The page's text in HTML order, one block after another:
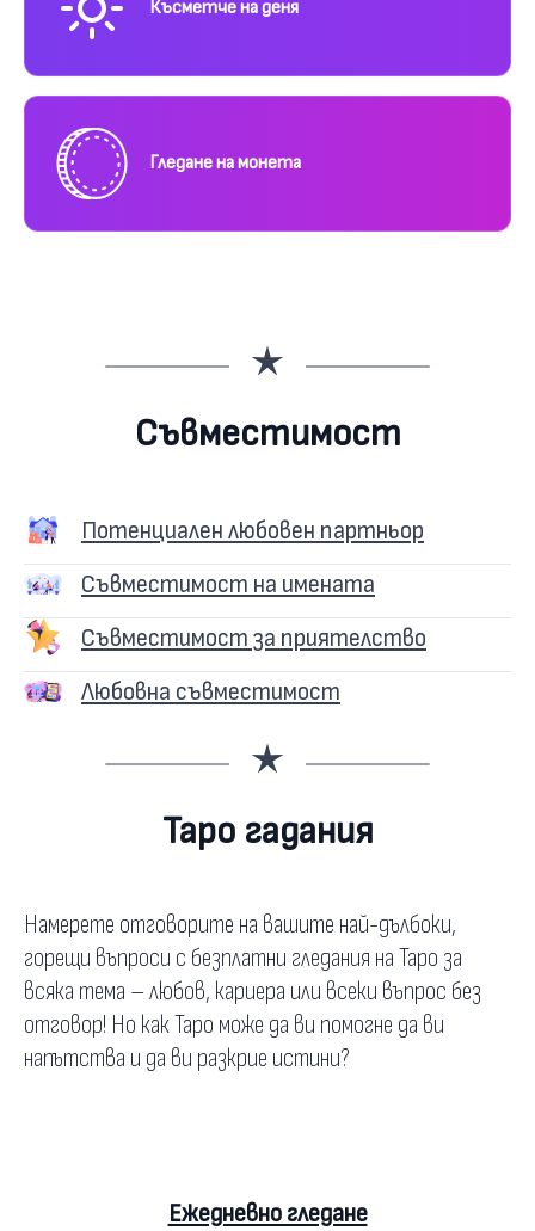
Късметче на деня
Гледане на монета
Съвместимост
Потенциален любовен партньор
Съвместимост на имената
Съвместимост за приятелство
Любовна съвместимост
Таро гадания
Намерете отговорите на вашите най-дълбоки,
горещи въпроси с безплатни гледания на Таро за
всяка тема – любов, кариера или всеки въпрос без
отговор! Но как Таро може да ви помогне да ви
напътства и да ви разкрие истини?
Ежедневно гледане